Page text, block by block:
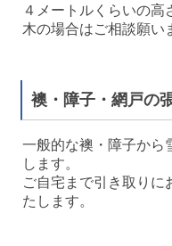
４メートルくらいの
木の場合はご相談願い
襖・障子・網戸の
一般的な襖・障子から
します。
ご自宅まで引き取りに
たします。